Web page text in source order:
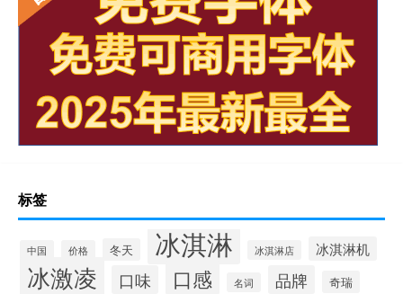
标签
中国 价格 冬天 冰淇淋 冰淇淋店 冰淇淋机
冰激凌 口味 口感 名词 品牌 奇瑞